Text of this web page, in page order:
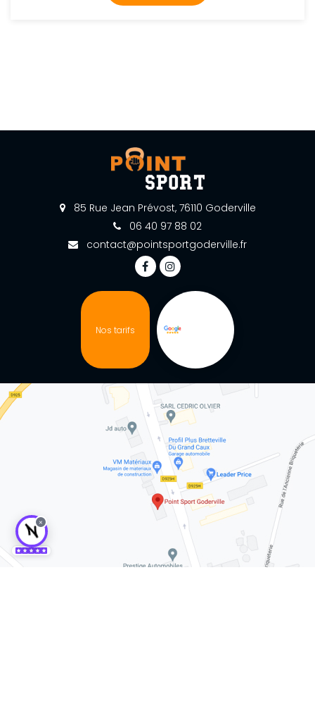
85 Rue Jean Prévost, 76110 Goderville
06 40 97 88 02
contact@pointsportgoderville.fr
Nos tarifs
×